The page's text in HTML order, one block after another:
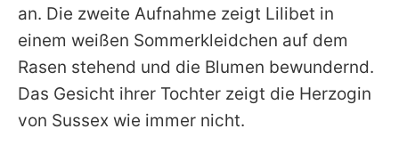
Utiq verwalten
an. Die zweite Aufnahme zeigt Lilibet in
einem weißen Sommerkleidchen auf dem
Rasen stehend und die Blumen bewundernd.
Das Gesicht ihrer Tochter zeigt die Herzogin
von Sussex wie immer nicht.